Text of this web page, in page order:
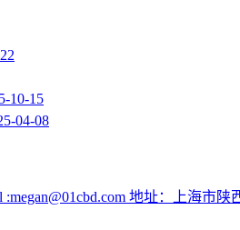
10-15
04-08
地址：上海市陕